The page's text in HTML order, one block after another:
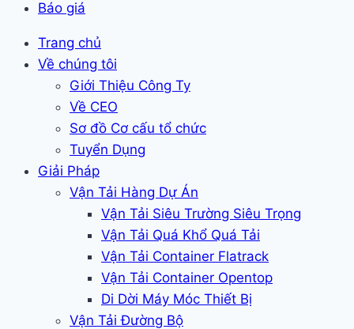
Báo giá
Trang chủ
Về chúng tôi
Giới Thiệu Công Ty
Về CEO
Sơ đồ Cơ cấu tổ chức
Tuyển Dụng
Giải Pháp
Vận Tải Hàng Dự Án
Vận Tải Siêu Trường Siêu Trọng
Vận Tải Quá Khổ Quá Tải
Vận Tải Container Flatrack
Vận Tải Container Opentop
Di Dời Máy Móc Thiết Bị
Vận Tải Đường Bộ